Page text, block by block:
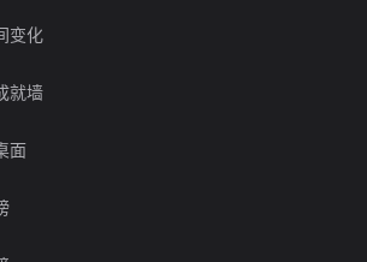
变化
就墙
面